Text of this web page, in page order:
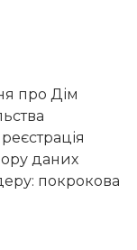
про Дім
даних
покрокова